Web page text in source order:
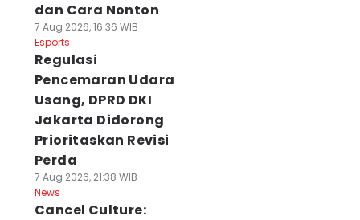
dan Cara Nonton
7 Aug 2026, 16:36 WIB
Esports
Regulasi
Pencemaran Udara
Usang, DPRD DKI
Jakarta Didorong
Prioritaskan Revisi
Perda
7 Aug 2026, 21:38 WIB
News
Cancel Culture: